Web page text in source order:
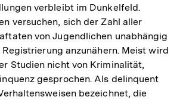
verbleibt im Dunkelfeld.
versuchen, sich der Zahl aller
von Jugendlichen unabhängig
anzunähern. Meist wird
Studien nicht von Kriminalität,
gesprochen. Als delinquent
bezeichnet, die